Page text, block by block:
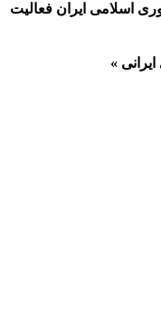
اسلامی ایران فعالیت
»